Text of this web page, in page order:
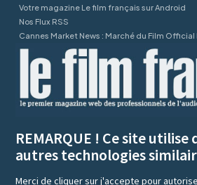
Votre magazine Le film français sur Android
Nos Flux RSS
Cannes Market News : Marché du Film Official
REMARQUE ! Ce site utilise
autres technologies
Merci de cliquer sur j'accepte pour